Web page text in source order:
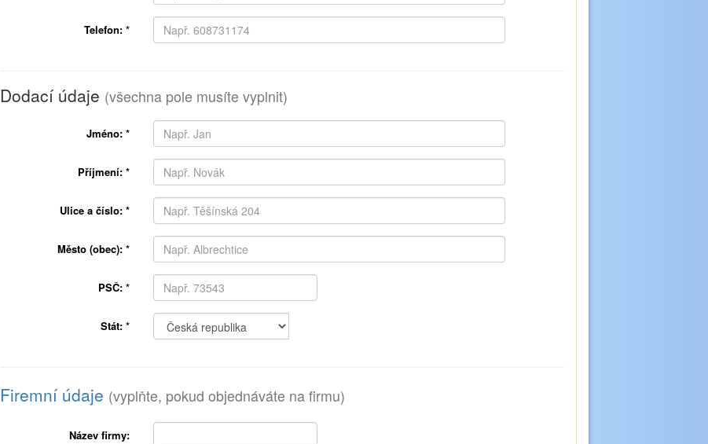
Telefon: *
Dodací údaje (všechna pole musíte vyplnit)
Jméno: *
Příjmení: *
Ulice a číslo: *
Město (obec): *
PSČ: *
Stát: *
Firemní údaje (vyplňte, pokud objednáváte na firmu)
Název firmy: